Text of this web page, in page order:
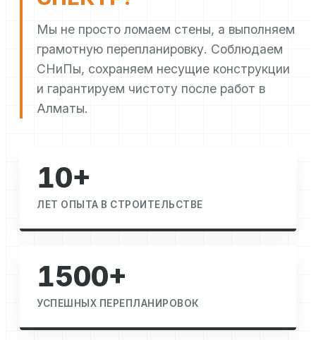
Мы не просто ломаем стены, а выполняем
грамотную перепланировку. Соблюдаем
СНиПы, сохраняем несущие конструкции
и гарантируем чистоту после работ в
Алматы.
10+
ЛЕТ ОПЫТА В СТРОИТЕЛЬСТВЕ
1500+
УСПЕШНЫХ ПЕРЕПЛАНИРОВОК